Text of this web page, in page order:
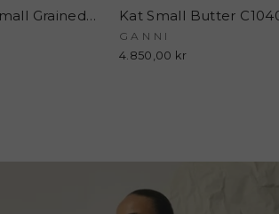
Ganni Bou Bag Small Grained C2100011 - Military Olive - GANNI
GANNI
4.850,00 kr